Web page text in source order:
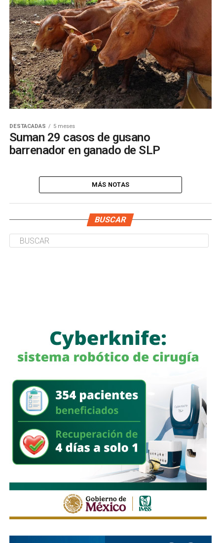
DESTACADAS 5 meses
Suman 29 casos de gusano
barrenador en ganado de SLP
MÁS NOTAS
BUSCAR